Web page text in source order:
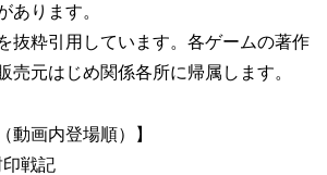
あります。
抜粋引用しています。各ゲームの著作
売元はじめ関係各所に帰属します。
動画内登場順）】
戦記